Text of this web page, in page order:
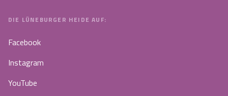
DIE LÜNEBURGER HEIDE AUF:
Facebook
Instagram
YouTube